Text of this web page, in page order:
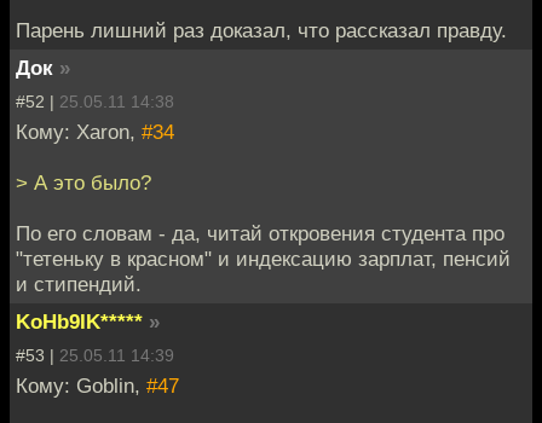
Парень лишний раз доказал, что рассказал правду.
Док »
#52 | 25.05.11 14:38
Кому: Xaron, #34
> А это было?
По его словам - да, читай откровения студента про
"тетеньку в красном" и индексацию зарплат, пенсий
и стипендий.
KoHb9IK***** »
#53 | 25.05.11 14:39
Кому: Goblin, #47